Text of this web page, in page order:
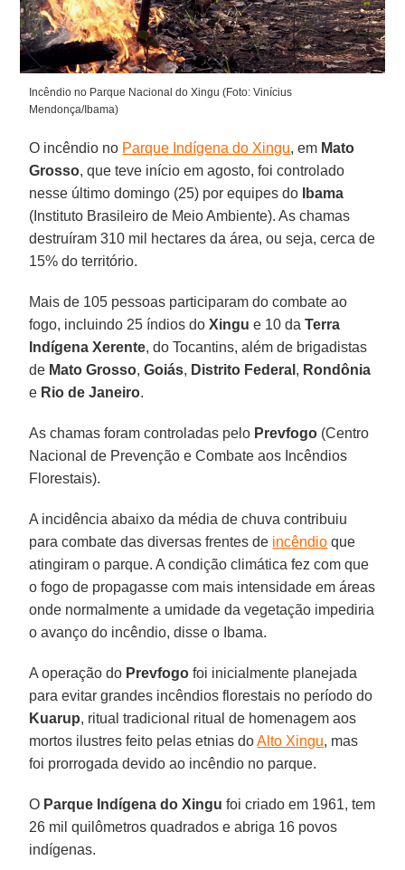
Incêndio no Parque Nacional do Xingu (Foto: Vinícius
Mendonça/Ibama)
O incêndio no Parque Indígena do Xingu, em Mato
Grosso, que teve início em agosto, foi controlado
nesse último domingo (25) por equipes do
Ibama
(Instituto Brasileiro de Meio Ambiente). As chamas
destruíram 310 mil hectares da área, ou seja, cerca de
15% do território.
Mais de 105 pessoas participaram do combate ao
fogo, incluindo 25 índios doXingu e 10 daTerra
Indígena Xerente, do Tocantins, além de brigadistas
de Mato Grosso,Goiás, Distrito Federal , Rondônia
e Rio de Janeiro.
As chamas foram controladas pelo Prevfogo (Centro
Nacional de Prevenção e Combate aos Incêndios
Florestais).
A incidência abaixo da média de chuva contribuiu
para combate das diversas frentes de incêndio que
atingiram o parque. A condição climática fez com que
o fogo de propagasse com mais intensidade em áreas
onde normalmente a umidade da vegetação impediria
o avanço do incêndio, disse o Ibama.
A operação do Prevfogo foi inicialmente planejada
para evitar grandes incêndios florestais no período do
Kuarup, ritual tradicional ritual de homenagem aos
mortos ilustres feito pelas etnias doAlto Xingu, mas
foi prorrogada devido ao incêndio no parque.
O Parque Indígena do Xingu foi criado em 1961, tem
26 mil quilômetros quadrados e abriga 16 povos
indígenas.